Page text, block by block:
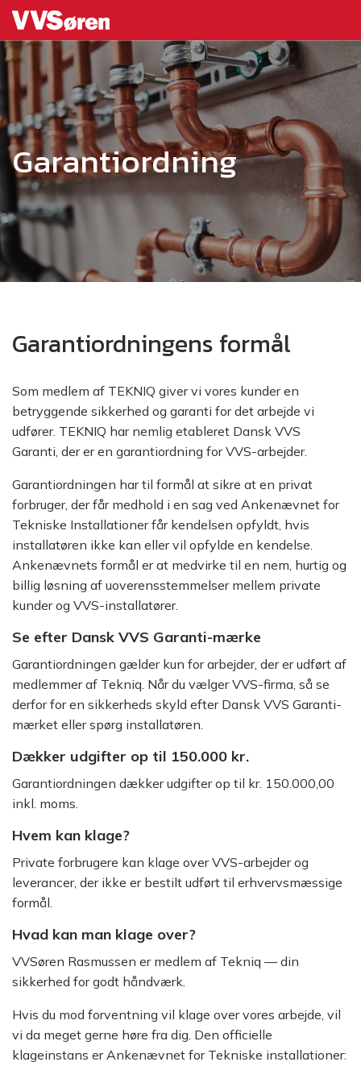
Garantiordning
Garantiordningens formål
Som medlem af TEKNIQ giver vi vores kunder en
betryggende sikkerhed og garanti for det arbejde vi
udfører. TEKNIQ har nemlig etableret Dansk VVS
Garanti, der er en garantiordning for VVS-arbejder.
Garantiordningen har til formål at sikre at en privat
forbruger, der får medhold i en sag ved Ankenævnet for
Tekniske Installationer får kendelsen opfyldt, hvis
installatøren ikke kan eller vil opfylde en kendelse.
Ankenævnets formål er at medvirke til en nem, hurtig og
billig løsning af uoverensstemmelser mellem private
kunder og VVS-installatører.
Se efter Dansk VVS Garanti-mærke
Garantiordningen gælder kun for arbejder, der er udført af
medlemmer af Tekniq. Når du vælger VVS-firma, så se
derfor for en sikkerheds skyld efter Dansk VVS Garanti-
mærket eller spørg installatøren.
Dækker udgifter op til 150.000 kr.
Garantiordningen dækker udgifter op til kr. 150.000,00
inkl. moms.
Hvem kan klage?
Private forbrugere kan klage over VVS-arbejder og
leverancer, der ikke er bestilt udført til erhvervsmæssige
formål.
Hvad kan man klage over?
VVSøren Rasmussen er medlem af Tekniq — din
sikkerhed for godt håndværk.
Hvis du mod forventning vil klage over vores arbejde, vil
vi da meget gerne høre fra dig. Den officielle
klageinstans er Ankenævnet for Tekniske installationer: